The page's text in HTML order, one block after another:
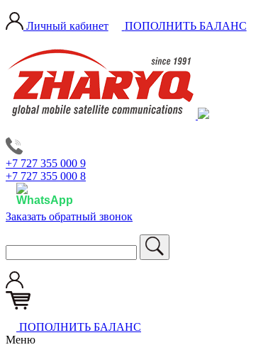
Личный кабинет ПОПОЛНИТЬ БАЛАНС
+7 727 355 000 9
+7 727 355 000 8
Заказать обратный звонок
ПОПОЛНИТЬ БАЛАНС
Меню